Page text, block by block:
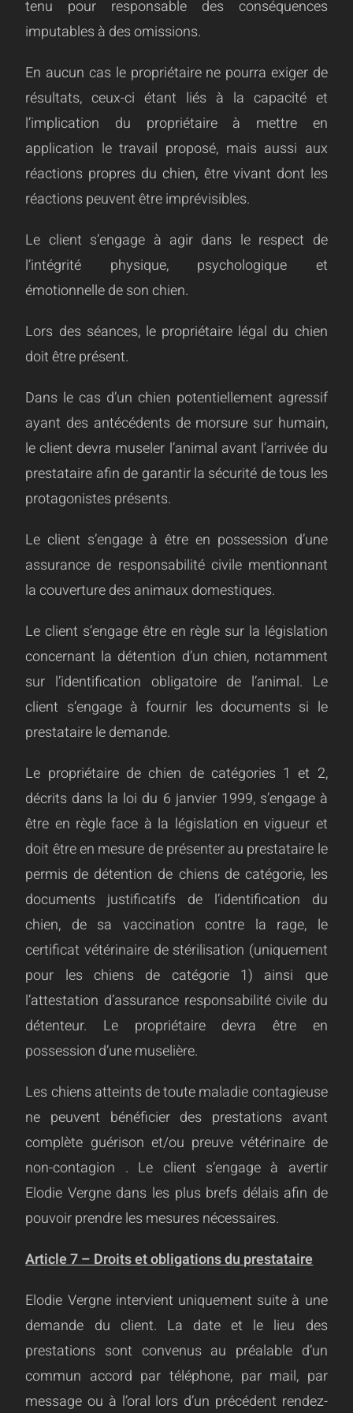
tenu pour responsable des conséquences
imputables à des omissions.
En aucun cas le propriétaire ne pourra exiger de
résultats, ceux-ci étant liés à la capacité et
l’implication du propriétaire à mettre en
application le travail proposé, mais aussi aux
réactions propres du chien, être vivant dont les
réactions peuvent être imprévisibles.
Le client s’engage à agir dans le respect de
l’intégrité physique, psychologique et
émotionnelle de son chien.
Lors des séances, le propriétaire légal du chien
doit être présent.
Dans le cas d’un chien potentiellement agressif
ayant des antécédents de morsure sur humain,
le client devra museler l’animal avant l’arrivée du
prestataire afin de garantir la sécurité de tous les
protagonistes présents.
Le client s’engage à être en possession d’une
assurance de responsabilité civile mentionnant
la couverture des animaux domestiques.
Le client s’engage être en règle sur la législation
concernant la détention d’un chien, notamment
sur l’identification obligatoire de l’animal. Le
client s’engage à fournir les documents si le
prestataire le demande.
Le propriétaire de chien de catégories 1 et 2,
décrits dans la loi du 6 janvier 1999, s’engage à
être en règle face à la législation en vigueur et
doit être en mesure de présenter au prestataire le
permis de détention de chiens de catégorie, les
documents justificatifs de l’identification du
chien, de sa vaccination contre la rage, le
certificat vétérinaire de stérilisation (uniquement
pour les chiens de catégorie 1) ainsi que
l’attestation d’assurance responsabilité civile du
détenteur. Le propriétaire devra être en
possession d’une muselière.
Les chiens atteints de toute maladie contagieuse
ne peuvent bénéficier des prestations avant
complète guérison et/ou preuve vétérinaire de
non-contagion . Le client s’engage à avertir
Elodie Vergne dans les plus brefs délais afin de
pouvoir prendre les mesures nécessaires.
Article 7 – Droits et obligations du prestataire
Elodie Vergne intervient uniquement suite à une
demande du client. La date et le lieu des
prestations sont convenus au préalable d’un
commun accord par téléphone, par mail, par
message ou à l’oral lors d’un précédent rendez-